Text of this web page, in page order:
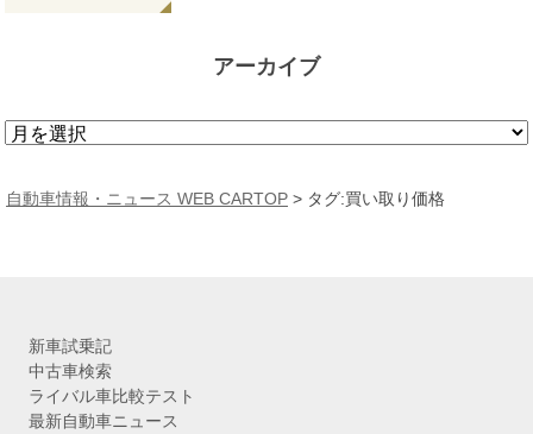
アーカイブ
ア
カ
自動車情報・ニュース WEB CARTOP > タグ:買い取り価格
新車試乗記
中古車検索
ライバル車比較テスト
最新自動車ニュース